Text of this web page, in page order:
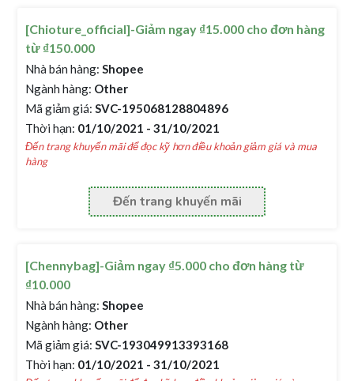
[Chioture_official]-Giảm ngay ₫15.000 cho đơn hàng
từ ₫150.000
Nhà bán hàng: Shopee
Ngành hàng: Other
Mã giảm giá: SVC-195068128804896
Thời hạn: 01/10/2021 - 31/10/2021
Đến trang khuyến mãi để đọc kỹ hơn điều khoản giảm giá và mua
hàng
Đến trang khuyến mãi
[Chennybag]-Giảm ngay ₫5.000 cho đơn hàng từ
₫10.000
Nhà bán hàng: Shopee
Ngành hàng: Other
Mã giảm giá: SVC-193049913393168
Thời hạn: 01/10/2021 - 31/10/2021